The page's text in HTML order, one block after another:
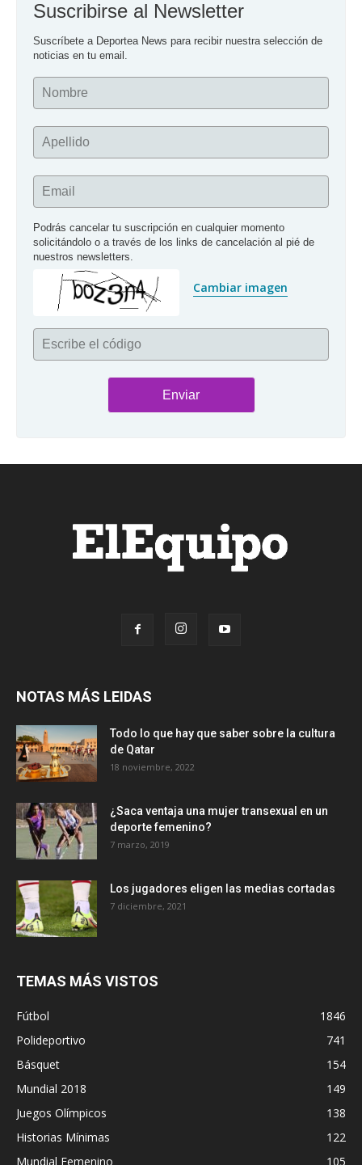
Suscribirse al Newsletter
Suscríbete a Deportea News para recibir nuestra selección de
noticias en tu email.
Nombre
Apellido
Email
Podrás cancelar tu suscripción en cualquier momento
solicitándolo o a través de los links de cancelación al pié de
nuestros newsletters.
Cambiar imagen
Escribe el código
NOTAS MÁS LEIDAS
Todo lo que hay que saber sobre la cultura
de Qatar
18 noviembre, 2022
¿Saca ventaja una mujer transexual en un
deporte femenino?
7 marzo, 2019
Los jugadores eligen las medias cortadas
7 diciembre, 2021
TEMAS MÁS VISTOS
Fútbol
1846
Polideportivo
741
Básquet
154
Mundial 2018
149
Juegos Olímpicos
138
Historias Mínimas
122
Mundial Femenino
105